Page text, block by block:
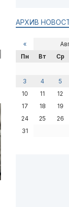
АРХИВ
«
Пн
Вт Ср
3
4 5
10
11 12
17
18 19
24
25 26
31